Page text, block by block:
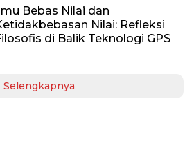
Bebas Nilai dan
Nilai: Refleksi
di Balik Teknologi GPS
Selengkapnya